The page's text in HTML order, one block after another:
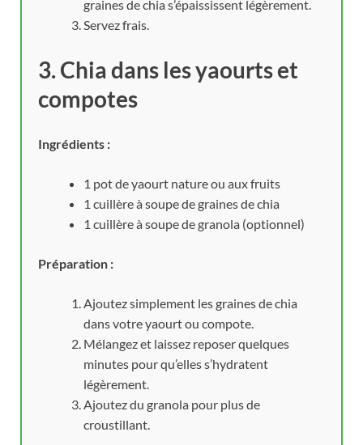
graines de chia s’épaississent légèrement.
Servez frais.
3. Chia dans les yaourts et
compotes
Ingrédients :
1 pot de yaourt nature ou aux fruits
1 cuillère à soupe de graines de chia
1 cuillère à soupe de granola (optionnel)
Préparation :
Ajoutez simplement les graines de chia
dans votre yaourt ou compote.
Mélangez et laissez reposer quelques
minutes pour qu’elles s’hydratent
légèrement.
Ajoutez du granola pour plus de
croustillant.